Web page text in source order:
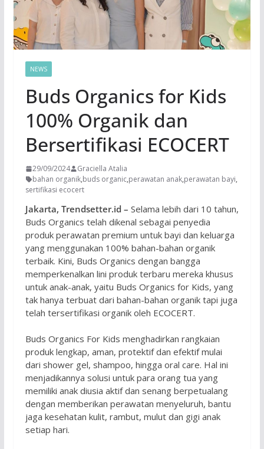
NEWS
Buds Organics for Kids
100% Organik dan
Bersertifikasi ECOCERT
29/09/2024
Graciella Atalia
bahan organik,buds organic,perawatan anak,perawatan bayi,
sertifikasi ecocert
Jakarta, Trendsetter.id – Selama lebih dari 10 tahun,
Buds Organics telah dikenal sebagai penyedia
produk perawatan premium untuk bayi dan keluarga
yang menggunakan 100% bahan-bahan organik
terbaik. Kini, Buds Organics dengan bangga
memperkenalkan lini produk terbaru mereka khusus
untuk anak-anak, yaitu Buds Organics for Kids, yang
tak hanya terbuat dari bahan-bahan organik tapi juga
telah tersertifikasi organik oleh ECOCERT.
Buds Organics For Kids menghadirkan rangkaian
produk lengkap, aman, protektif dan efektif mulai
dari shower gel, shampoo, hingga oral care. Hal ini
menjadikannya solusi untuk para orang tua yang
memiliki anak diusia aktif dan senang berpetualang
dengan memberikan perawatan menyeluruh, bantu
jaga kesehatan kulit, rambut, mulut dan gigi anak
setiap hari.